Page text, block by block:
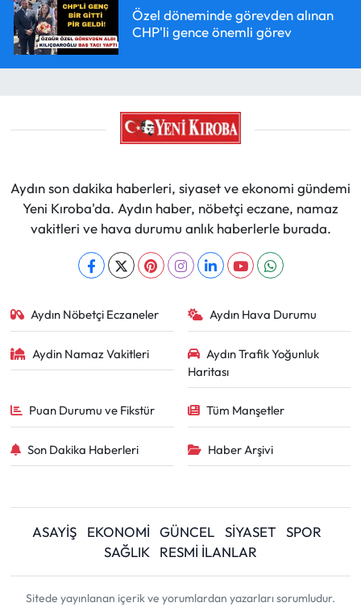
Özel döneminde görevden alınan
CHP'li gence önemli görev
Aydın son dakika haberleri, siyaset ve ekonomi gündemi
Yeni Kıroba'da. Aydın haber, nöbetçi eczane, namaz
vakitleri ve hava durumu anlık haberlerle burada.
Aydın Nöbetçi Eczaneler Aydın Hava Durumu
Aydin Namaz Vakitleri
Aydın Trafik Yoğunluk
Haritası
Puan Durumu ve Fikstür Tüm Manşetler
Son Dakika Haberleri Haber Arşivi
ASAYİŞ EKONOMİ GÜNCEL SİYASET
SPOR
SAĞLIK
RESMİ İLANLAR
Sitede yayınlanan içerik ve yorumlardan yazarları sorumludur.